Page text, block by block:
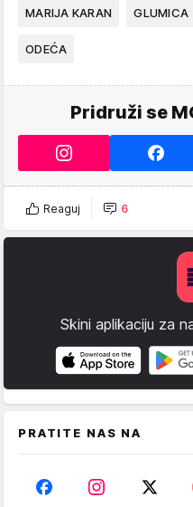
MARIJA KARAN GLUMICA
ODEĆA
Pridruži se
Reaguj 6
Skini aplikaciju za
PRATITE NAS NA